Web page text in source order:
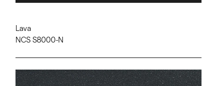
Lava
NCS S8000-N